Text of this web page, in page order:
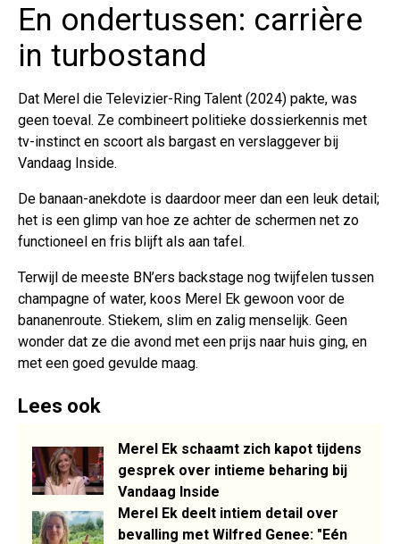
En ondertussen: carrière
in turbostand
Dat Merel die Televizier-Ring Talent (2024) pakte, was
geen toeval. Ze combineert politieke dossierkennis met
tv-instinct en scoort als bargast en verslaggever bij
Vandaag Inside.
De banaan-anekdote is daardoor meer dan een leuk detail;
het is een glimp van hoe ze achter de schermen net zo
functioneel en fris blijft als aan tafel.
Terwijl de meeste BN’ers backstage nog twijfelen tussen
champagne of water, koos Merel Ek gewoon voor de
bananenroute. Stiekem, slim en zalig menselijk. Geen
wonder dat ze die avond met een prijs naar huis ging, en
met een goed gevulde maag.
Lees ook
Merel Ek schaamt zich kapot tijdens
gesprek over intieme beharing bij
Vandaag Inside
Merel Ek deelt intiem detail over
bevalling met Wilfred Genee: "Eén